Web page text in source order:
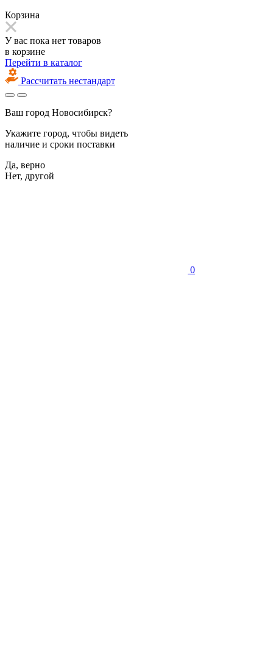
Корзина
У вас пока нет товаров
в корзине
Перейти в каталог
Рассчитать нестандарт
Ваш город Новосибирск?
Укажите город, чтобы видеть
наличие и сроки поставки
Да, верно
Нет, другой
0